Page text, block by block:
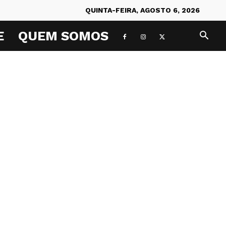
QUINTA-FEIRA, AGOSTO 6, 2026
QUEM SOMOS